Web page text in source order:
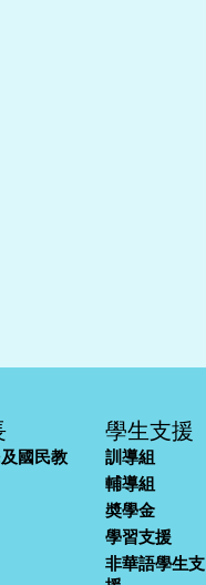
國民教
學生支援
訓導組
輔導組
奬學金
學習支援
非華語學生支